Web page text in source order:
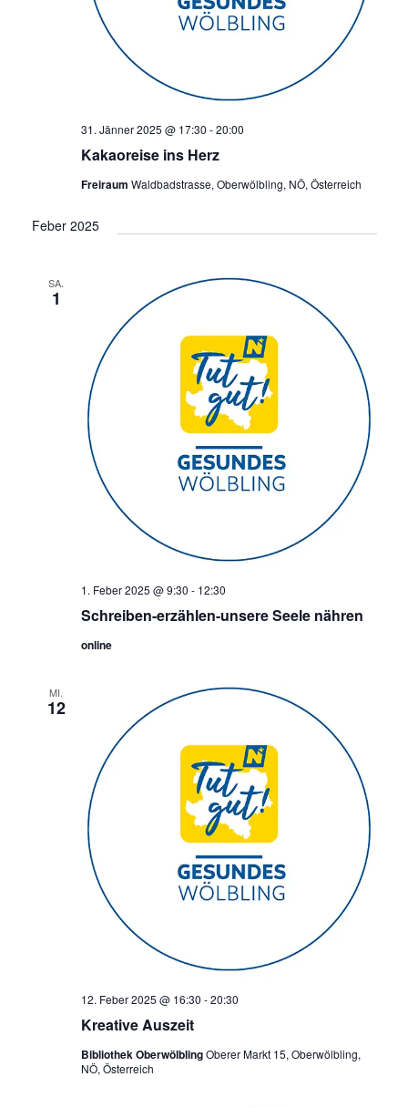
Kakaoreise ins Herz
31. Jänner 2025 @ 17:30 -20:00
Freiraum Waldbadstrasse, Oberwölbling, NÖ, Österreich
Feber 2025
SA.
1
Schreiben-erzählen-unsere Seele nähren
1. Feber 2025 @ 9:30 - 12:30
online
MI.
12
Kreative Auszeit
12. Feber 2025 @ 16:30 -20:30
Bibliothek OberwölblingOberer Markt 15, Oberwölbling,
NÖ, Österreich